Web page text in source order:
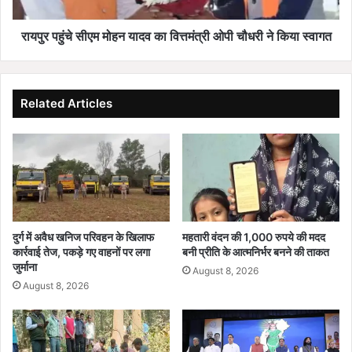
जि
ए
द
व
वि
त्त
मं
त्री
ओ
पी
चौ
ध
ने
कि
या
रायपुर पहुंचे सीएम मोहन यादव का वित्तमंत्री ओपी चौधरी ने किया स्वागत
Related Articles
दुर्ग में अवैध खनिज परिवहन के खिलाफ
कार्रवाई तेज, पकड़े गए वाहनों पर लगा
जुर्माना
August 8, 2026
महतारी वंदन की 1,000 रुपये की मदद
बनी प्रीति के आत्मनिर्भर बनने की ताकत
August 8, 2026